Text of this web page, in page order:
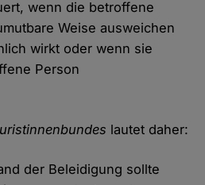
wenn die betroffene
Weise ausweichen
wirkt oder wenn sie
Person
lautet daher:
der Beleidigung sollte